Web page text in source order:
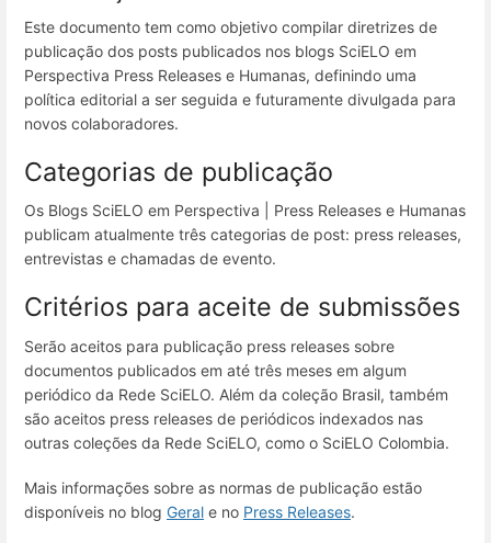
Este documento tem como objetivo compilar diretrizes de
publicação dos posts publicados nos blogs SciELO em
Perspectiva Press Releases e Humanas, definindo uma
política editorial a ser seguida e futuramente divulgada para
novos colaboradores.
Categorias de publicação
Os Blogs SciELO em Perspectiva | Press Releases e Humanas
publicam atualmente três categorias de post: press releases,
entrevistas e chamadas de evento.
Critérios para aceite de submissões
Serão aceitos para publicação press releases sobre
documentos publicados em até três meses em algum
periódico da Rede SciELO. Além da coleção Brasil, também
são aceitos press releases de periódicos indexados nas
outras coleções da Rede SciELO, como o SciELO Colombia.
Mais informações sobre as normas de publicação estão
disponíveis no blog Geral e no Press Releases.